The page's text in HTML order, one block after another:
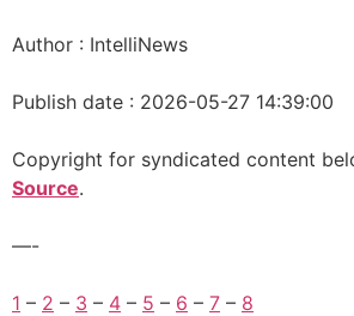
Author : IntelliNews
Publish date : 2026-05-27 14:39:00
Copyright for syndicated content
Source.
—-
1 – 2 – 3 – 4 – 5 – 6 – 7 – 8